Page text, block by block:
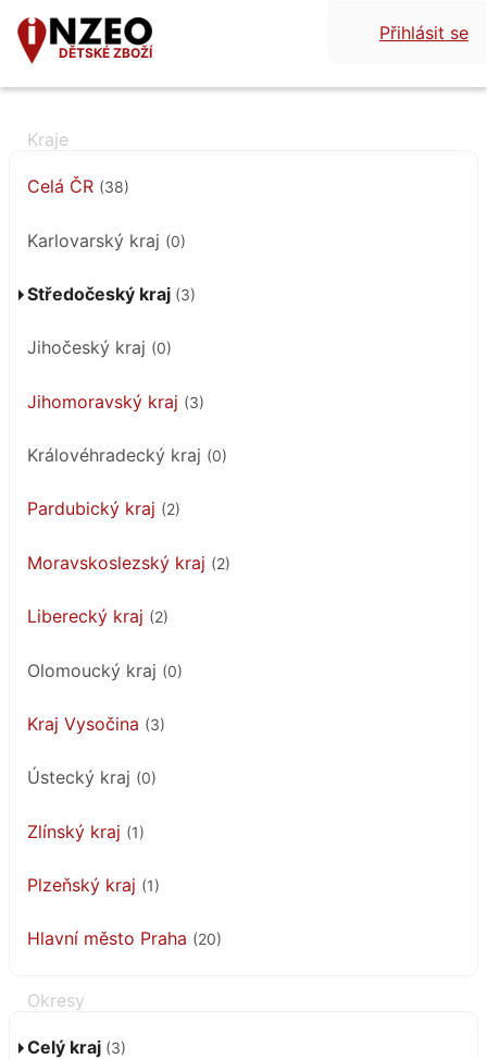
DĚTSKÉ ZBOŽÍ
Přihlásit se
Celá ČR (38)
Karlovarský kraj (0)
Středočeský kraj (3)
Jihočeský kraj (0)
Jihomoravský kraj (3)
Královéhradecký kraj (0)
Pardubický kraj (2)
Moravskoslezský kraj (2)
Liberecký kraj (2)
Olomoucký kraj (0)
Kraj Vysočina (3)
Ústecký kraj (0)
Zlínský kraj (1)
Plzeňský kraj (1)
Hlavní město Praha (20)
Celý kraj (3)